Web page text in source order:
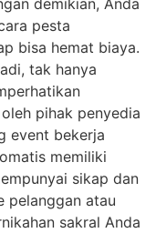
demikian, Anda
pesta
bisa hemat biaya.
tak hanya
pihak penyedia
event bekerja
memiliki
sikap dan
pelanggan atau
sakral Anda